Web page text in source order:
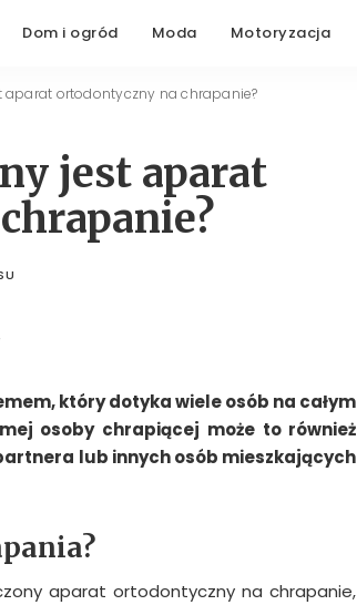
Dom i ogród Moda Motoryzacja
aparat ortodontyczny na chrapanie?
jest aparat
który dotyka wiele osób na całym
osoby chrapiącej może to również
lub innych osób mieszkających
aparat ortodontyczny na chrapanie,